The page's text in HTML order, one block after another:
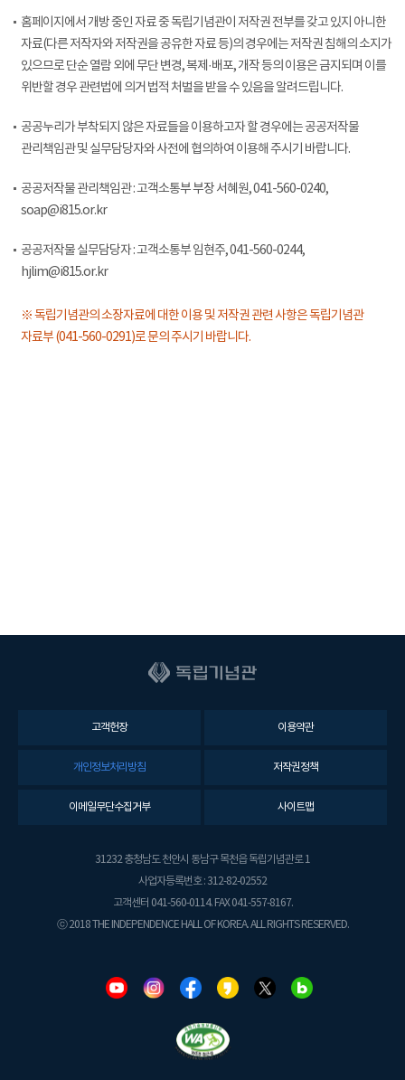
홈페이지에서 개방 중인 자료 중 독립기념관이 저작권 전부를 갖고 있지 아니한
자료(다른 저작자와 저작권을 공유한 자료 등)의 경우에는 저작권 침해의 소지가
있으므로 단순 열람 외에 무단 변경, 복제·배포, 개작 등의 이용은 금지되며 이를
위반할 경우 관련법에 의거 법적 처벌을 받을 수 있음을 알려드립니다.
공공누리가 부착되지 않은 자료들을 이용하고자 할 경우에는 공공저작물
관리책임관 및 실무담당자와 사전에 협의하여 이용해 주시기 바랍니다.
공공저작물 관리책임관 : 고객소통부 부장 서혜원, 041-560-0240,
soap@i815.or.kr
공공저작물 실무담당자 : 고객소통부 임현주, 041-560-0244,
hjlim@i815.or.kr
※ 독립기념관의 소장자료에 대한 이용 및 저작권 관련 사항은 독립기념관
자료부 (041-560-0291)로 문의 주시기 바랍니다.
고객헌장 이용약관
개인정보처리방침 저작권정책
이메일무단수집거부 사이트맵
31232 충청남도 천안시 동남구 목천읍 독립기념관로 1
사업자등록번호 : 312-82-02552
고객센터 041-560-0114. FAX 041-557-8167.
ⓒ 2018 THE INDEPENDENCE HALL OF KOREA. ALL RIGHTS RESERVED.